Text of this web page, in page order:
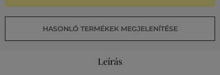
HASONLÓ TERMÉKEK MEGJELENÍTÉSE
Leírás